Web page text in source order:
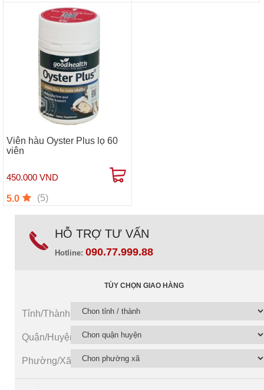
Viên hàu Oyster Plus lọ 60
viên
450.000 VND
5.0 (5)
HỖ TRỢ TƯ VẤN
Hotline: 090.77.999.88
TÙY CHỌN GIAO HÀNG
Tỉnh/Thành
Quận/Huyện
Phường/Xã